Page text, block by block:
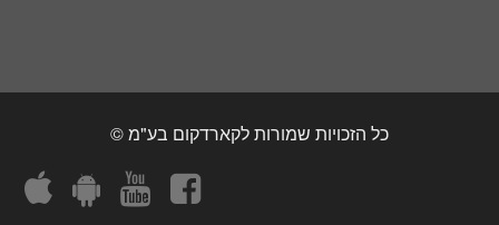
כל הזכויות שמורות לקארדקום בע"מ ©